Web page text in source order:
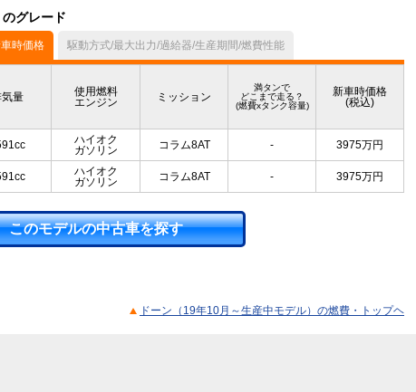
グレード
時価格 駆動方式/最大出力/過給器/生産期間/燃費性能
量
使用燃料
エンジン
ミッション
満タンで
どこまで走る？
(燃費xタンク容量)
新車時価格
(税込)
ハイオク
ガソリン
コラム8AT - 3975万円
ハイオク
ガソリン
コラム8AT - 3975万円
このモデルの中古車を探す
ドーン（19年10月～生産中モデル）の燃費・トップヘ